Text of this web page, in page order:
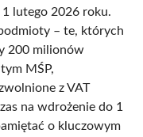
lutego 2026 roku.
– te, których
200 milionów
MŚP,
z VAT
na wdrożenie do 1
o kluczowym